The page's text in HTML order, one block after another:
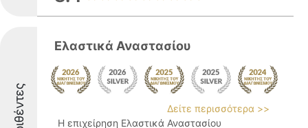
Ελαστικά Αναστασίου
Δείτε περισσότερα >>
Η επιχείρηση Ελαστικά Αναστασίου